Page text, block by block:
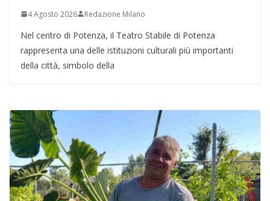
4 Agosto 2026 Redazione Milano
Nel centro di Potenza, il Teatro Stabile di Potenza
rappresenta una delle istituzioni culturali più importanti
della città, simbolo della